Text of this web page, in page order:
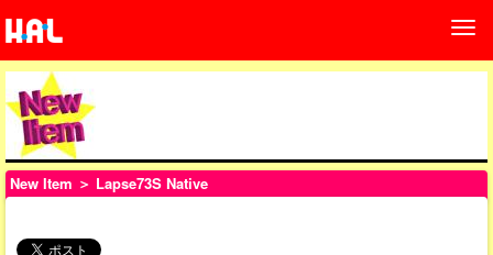
New Item ＞ Lapse73S Native